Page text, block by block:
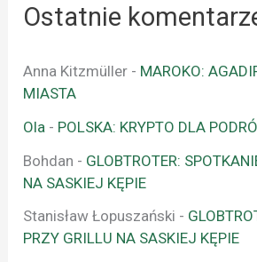
Ostatnie
Anna Kitzmüller - MAROKO:
MIASTA
Ola - POLSKA: KRYPTO DLA
Bohdan - GLOBTROTER:
NA SASKIEJ KĘPIE
Stanisław Łopuszański -
PRZY GRILLU NA SASKIEJ KĘPIE